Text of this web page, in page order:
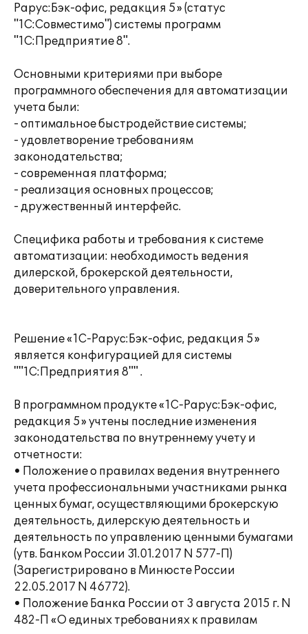
Рарус:Бэк-офис, редакция 5» (статус
"1С:Совместимо") системы программ
"1С:Предприятие 8".
Основными критериями при выборе
программного обеспечения для автоматизации
учета были:
- оптимальное быстродействие системы;
- удовлетворение требованиям
законодательства;
- современная платформа;
- реализация основных процессов;
- дружественный интерфейс.
Специфика работы и требования к системе
автоматизации: необходимость ведения
дилерской, брокерской деятельности,
доверительного управления.
Решение «1С-Рарус:Бэк-офис, редакция 5»
является конфигурацией для системы
""1С:Предприятия 8"" .
В программном продукте «1С-Рарус:Бэк-офис,
редакция 5» учтены последние изменения
законодательства по внутреннему учету и
отчетности:
• Положение о правилах ведения внутреннего
учета профессиональными участниками рынка
ценных бумаг, осуществляющими брокерскую
деятельность, дилерскую деятельность и
деятельность по управлению ценными бумагами
(утв. Банком России 31.01.2017 N 577-П)
(Зарегистрировано в Минюсте России
22.05.2017 N 46772).
• Положение Банка России от 3 августа 2015 г. N
482-П «О единых требованиях к правилам